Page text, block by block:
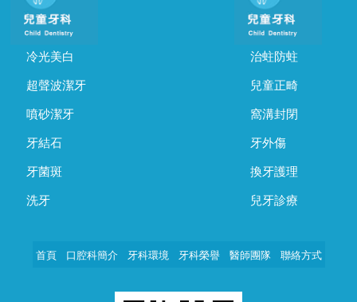
冷光美白
超聲波潔牙
噴砂潔牙
牙結石
牙菌斑
洗牙
治蛀防蛀
兒童正畸
窩溝封閉
牙外傷
換牙護理
兒牙診療
首頁 口腔科簡介 牙科環境 牙科榮譽 醫師團隊 聯絡方式